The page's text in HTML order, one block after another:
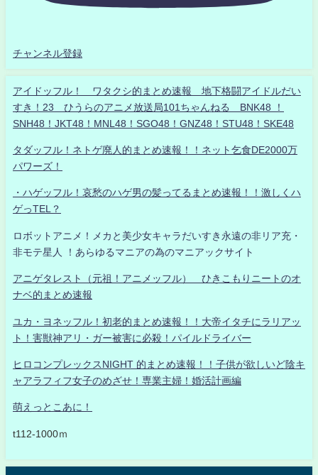
チャンネル登録
アイドッフル！ ワタクシ的まとめ速報 地下格闘アイドルだい
すき！23 ひうらのアニメ放送局101ちゃんねる BNK48 ！
SNH48！JKT48！MNL48！SGO48！GNZ48！STU48！SKE48
タダッフル！ネトゲ廃人的まとめ速報！！ネット乞食DE2000万
パワーズ！
・ハゲッフル！哀愁のハゲ男の髪ってるまとめ速報！！激しくハ
ゲっTEL？
ロボットアニメ！メカと美少女キャラだいすき永遠の非リア充・
非モテ星人 ！あらゆるマニアの為のマニアックサイト
アニゲタレスト（元祖！アニメッフル） ひきこもりニートのオ
ナベ的まとめ速報
ユカ・ヨネッフル！初老的まとめ速報！！大帝イタチにラリアッ
ト！害獣神アリ・ガー被害に必殺！パイルドライバー
ヒロコンプレックスNIGHT 的まとめ速報！！子供が欲しいど陰キ
ャアラフィフ女子のめざせ！専業主婦！婚活計画編
萌えっとこあに！
t112-1000ｍ